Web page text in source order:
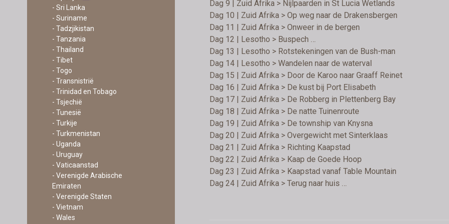
- Sri Lanka
- Suriname
- Tadzjikistan
- Tanzania
- Thailand
- Tibet
- Togo
- Transnistrië
- Trinidad en Tobago
- Tsjechië
- Tunesië
- Turkije
- Turkmenistan
- Uganda
- Uruguay
- Vaticaanstad
- Verenigde Arabische
Emiraten
- Verenigde Staten
- Vietnam
- Wales
Dag 9 | Zuid Afrika > Nijlpaarden in St Lucia Wetlands
Dag 10 | Zuid Afrika > Op weg naar de Drakensbergen
Dag 11 | Zuid Afrika > Onweer in de bergen
Dag 12 | Lesotho > Buspech …
Dag 13 | Lesotho > Rotstekeningen van de Bush-man
Dag 14 | Lesotho > Wandelen naar de waterval
Dag 15 | Zuid Afrika > Door de Karoo naar Graaff Reinet
Dag 16 | Zuid Afrika > De kust bij Port Elisabeth
Dag 17 | Zuid Afrika > De Robberg in Plettenberg Bay
Dag 18 | Zuid Afrika > De natte Tuinenroute
Dag 19 | Zuid Afrika > De township van Knysna
Dag 20 | Zuid Afrika > Overgewicht met Sinterklaas
Dag 21 | Zuid Afrika > Richting Kaapstad
Dag 22 | Zuid Afrika > Kaap de Goede Hoop
Dag 23 | Zuid Afrika > Kaapstad vanaf Table Mountain
Dag 24 | Zuid Afrika > Terug naar huis …